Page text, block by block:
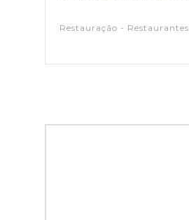
Restauração - Restaurantes